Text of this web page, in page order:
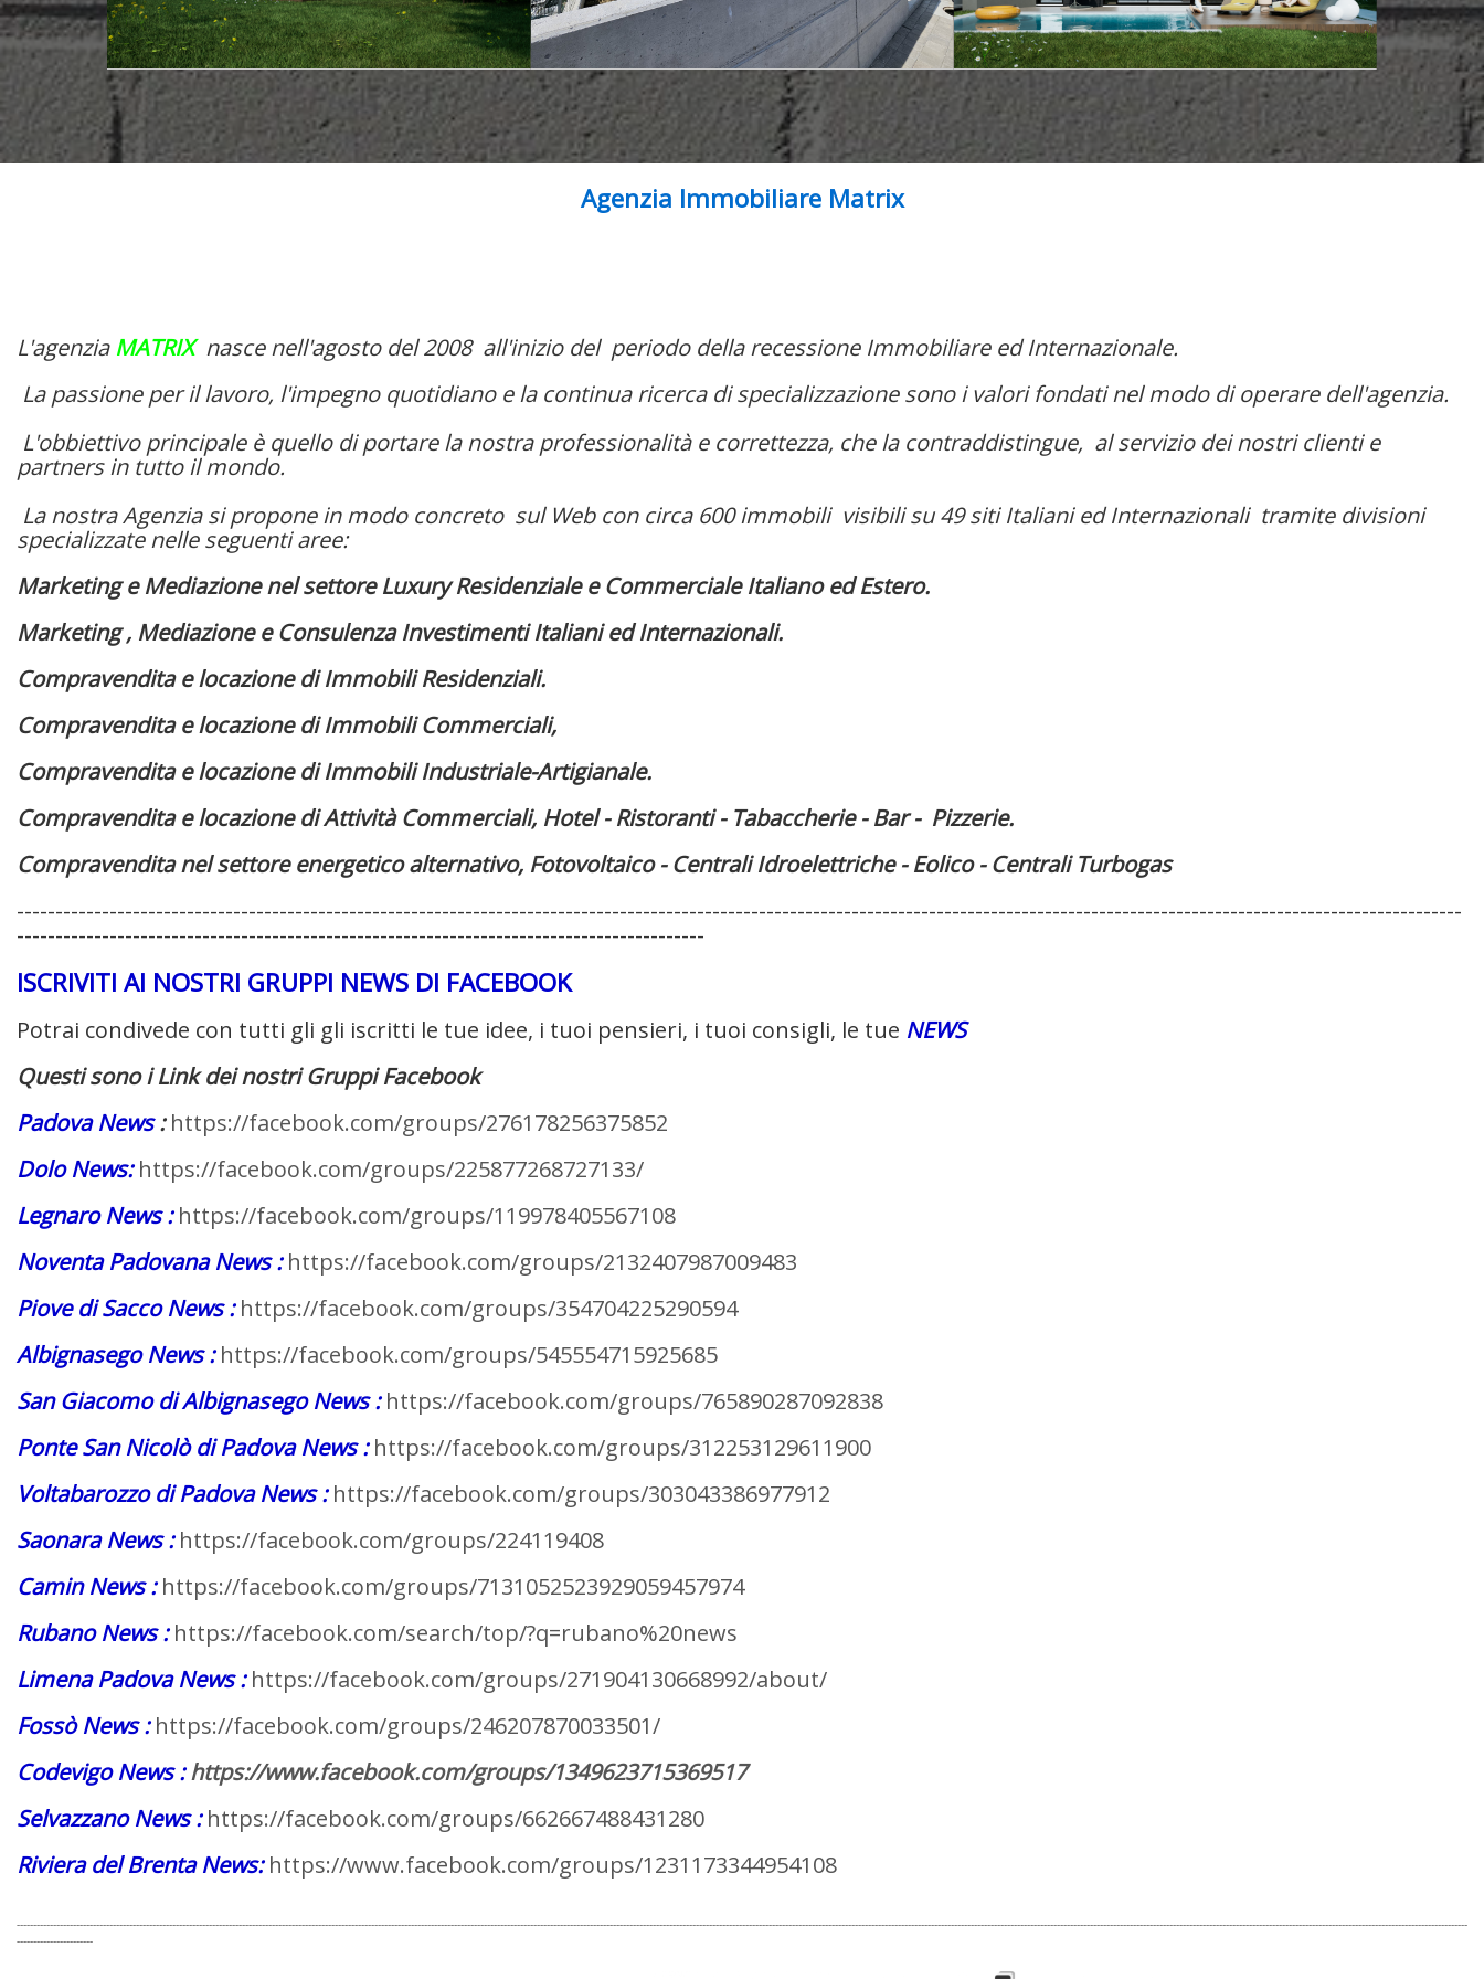
Trifamiliare noventa padovana su un unico livello giardino 500 ...
Codevigo
Villa noventa padovana su un unico livello cl a4
Noventa Padovana
510.000 €
Villa dolo giardino 300 mq nuova costruzione
Dolo Dolo
Agenzia Immobiliare Matrix
L'agenzia MATRIXnasce nell'agosto del 2008 all'inizio del periodo della recessione Immobiliare ed Internazionale.
La passione per il lavoro, l'impegno quotidiano e la continua ricerca di specializzazione sono i valori fondati nel modo di operare dell'agenzia.
L'obbiettivo principale è quello di portare la nostra professionalità e correttezza, che la contraddistingue, al servizio dei nostri clienti e
partners in tutto il mondo.
La nostra Agenzia si propone in modo concreto sul Web con circa 600 immobili visibili su 49 siti Italiani ed Internazionali tramite divisioni
specializzate nelle seguenti aree:
Marketing e Mediazione nel settore Luxury Residenziale e Commerciale Italiano ed Estero.
Marketing , Mediazione e Consulenza Investimenti Italiani ed Internazionali.
Compravendita e locazione di Immobili Residenziali.
Compravendita e locazione di Immobili Commerciali,
Compravendita e locazione di Immobili Industriale-Artigianale.
Compravendita e locazione di Attività Commerciali, Hotel - Ristoranti - Tabaccherie - Bar - Pizzerie.
Compravendita nel settore energetico alternativo, Fotovoltaico - Centrali Idroelettriche - Eolico - Centrali Turbogas
-------------------------------------------------------------------------------------------------------------------------------------------------------------------------------------------
-----------------------------------------------------------------------------------------
ISCRIVITI AI NOSTRI GRUPPI NEWS DI FACEBOOK
Potrai condivede con tutti gli gli iscritti le tue idee, i tuoi pensieri, i tuoi consigli, le tue NEWS
Questi sono i Link dei nostri Gruppi Facebook
Padova News:https://facebook.com/groups/276178256375852
Dolo News:https://facebook.com/groups/225877268727133/
Legnaro News :https://facebook.com/groups/119978405567108
Noventa Padovana News :https://facebook.com/groups/2132407987009483
Piove di Sacco News :https://facebook.com/groups/354704225290594
Albignasego News :https://facebook.com/groups/545554715925685
San Giacomo di Albignasego News :https://facebook.com/groups/765890287092838
Ponte San Nicolò di Padova News :https://facebook.com/groups/312253129611900
Voltabarozzo di Padova News :https://facebook.com/groups/303043386977912
Saonara News :https://facebook.com/groups/224119408
Camin News :https://facebook.com/groups/7131052523929059457974
Rubano News :https://facebook.com/search/top/?q=rubano%20news
Limena Padova News :https://facebook.com/groups/271904130668992/about/
Fossò News :https://facebook.com/groups/246207870033501/
Codevigo News :https://www.facebook.com/groups/1349623715369517
Selvazzano News :https://facebook.com/groups/662667488431280
Riviera del Brenta News:https://www.facebook.com/groups/1231173344954108
------------------------------------------------------------------------------------------------------------------------------------------------------------------------------------------------------------------------------------------------------------------------------------------------------------------------------------------------------------------------------------------------------------------------------------------------------
-----------------------